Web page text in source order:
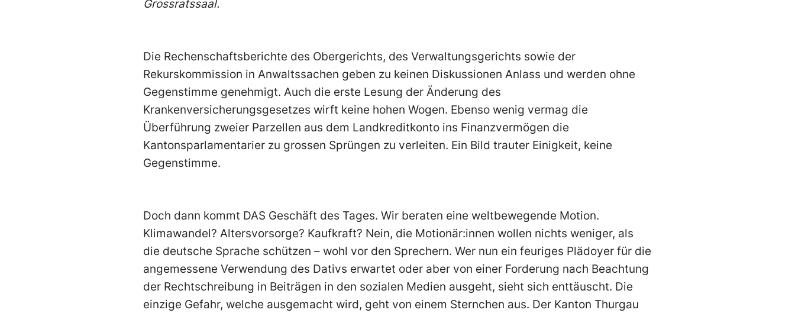
Grossratssaal.
Die Rechenschaftsberichte des Obergerichts, des Verwaltungsgerichts sowie der
Rekurskommission in Anwaltssachen geben zu keinen Diskussionen Anlass und werden ohne
Gegenstimme genehmigt. Auch die erste Lesung der Änderung des
Krankenversicherungsgesetzes wirft keine hohen Wogen. Ebenso wenig vermag die
Überführung zweier Parzellen aus dem Landkreditkonto ins Finanzvermögen die
Kantonsparlamentarier zu grossen Sprüngen zu verleiten. Ein Bild trauter Einigkeit, keine
Gegenstimme.
Doch dann kommt DAS Geschäft des Tages. Wir beraten eine weltbewegende Motion.
Klimawandel? Altersvorsorge? Kaufkraft? Nein, die Motionär:innen wollen nichts weniger, als
die deutsche Sprache schützen – wohl vor den Sprechern. Wer nun ein feuriges Plädoyer für die
angemessene Verwendung des Dativs erwartet oder aber von einer Forderung nach Beachtung
der Rechtschreibung in Beiträgen in den sozialen Medien ausgeht, sieht sich enttäuscht. Die
einzige Gefahr, welche ausgemacht wird, geht von einem Sternchen aus. Der Kanton Thurgau